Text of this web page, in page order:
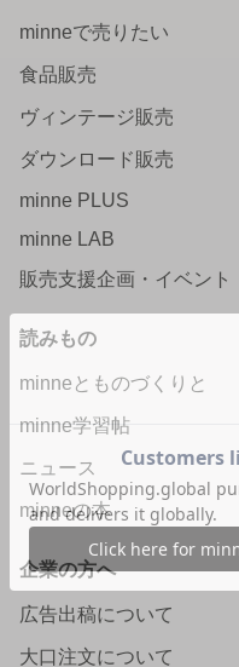
minneで売りたい
食品販売
ヴィンテージ販売
ダウンロード販売
minne PLUS
minne LAB
販売支援企画・イベント
読みもの
minneとものづくりと
minne学習帖
ニュース
minneの本
企業の方へ
広告出稿について
大口注文について